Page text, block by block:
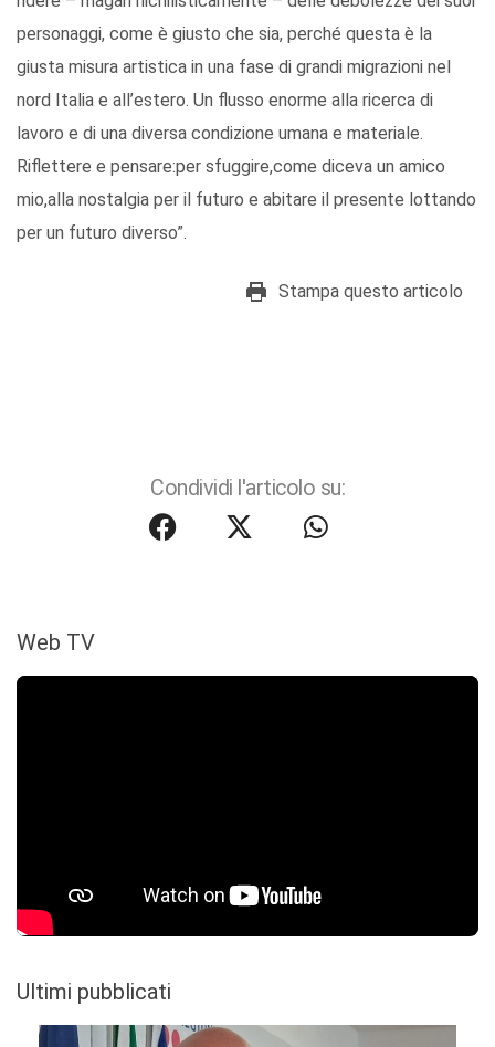
personaggi, come è giusto che sia, perché questa è la
giusta misura artistica in una fase di grandi migrazioni nel
nord Italia e all’estero. Un flusso enorme alla ricerca di
lavoro e di una diversa condizione umana e materiale.
Riflettere e pensare:per sfuggire,come diceva un amico
mio,alla nostalgia per il futuro e abitare il presente lottando
per un futuro diverso”.
Stampa questo articolo
Condividi l'articolo su:
Web TV
Ultimi pubblicati